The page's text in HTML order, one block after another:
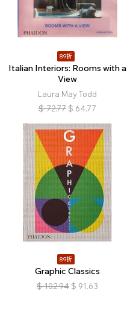
89折
Italian Interiors: Rooms with a
View
Laura May Todd
$ 72.77 $ 64.77
89折
Graphic Classics
$ 102.94 $ 91.63